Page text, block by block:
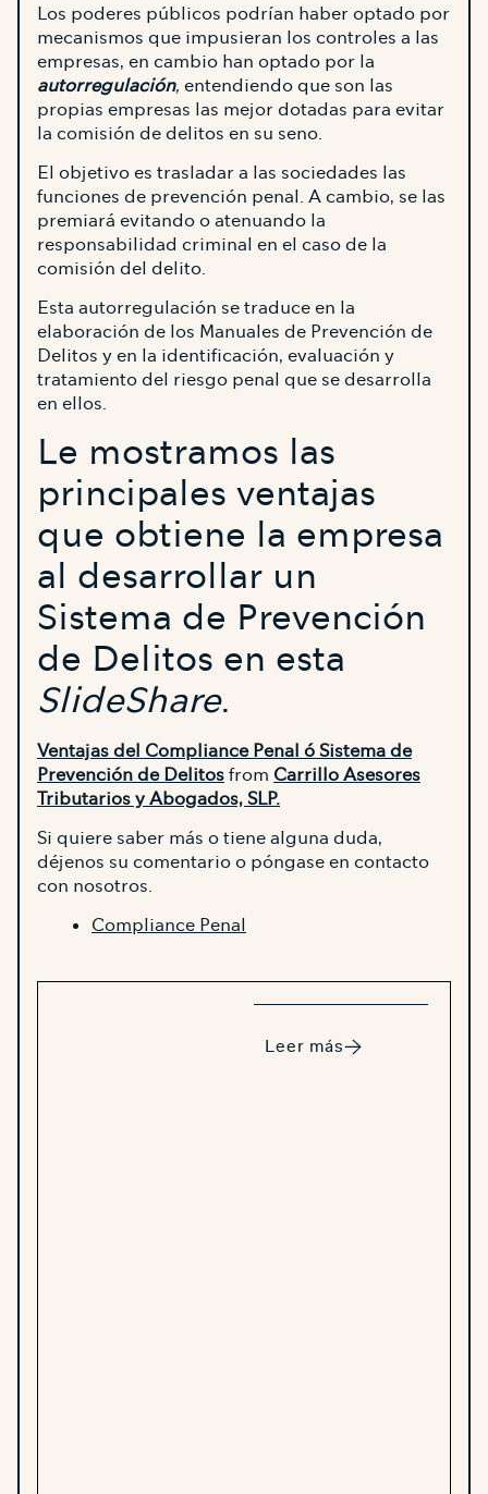
Los poderes públicos podrían haber optado por
mecanismos que impusieran los controles a las
empresas, en cambio han optado por la
autorregulación, entendiendo que son las
propias empresas las mejor dotadas para evitar
la comisión de delitos en su seno.
El objetivo es trasladar a las sociedades las
funciones de prevención penal. A cambio, se las
premiará evitando o atenuando la
responsabilidad criminal en el caso de la
comisión del delito.
Esta autorregulación se traduce en la
elaboración de los Manuales de Prevención de
Delitos y en la identificación, evaluación y
tratamiento del riesgo penal que se desarrolla
en ellos.
Le mostramos las
principales ventajas
que obtiene la empresa
al desarrollar un
Sistema de Prevención
de Delitos en esta
SlideShare.
Ventajas del Compliance Penal ó Sistema de
Prevención de Delitosfrom Carrillo Asesores
Tributarios y Abogados, SLP.
Si quiere saber más o tiene alguna duda,
déjenos su comentario o póngase en contacto
con nosotros.
Compliance Penal
Leer más